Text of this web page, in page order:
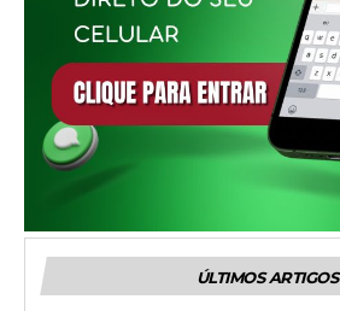
ÚLTIMOS ARTIGOS